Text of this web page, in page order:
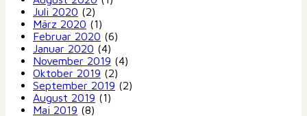
Juli 2020 (2)
März 2020 (1)
Februar 2020 (6)
Januar 2020 (4)
November 2019 (4)
Oktober 2019 (2)
September 2019 (2)
August 2019 (1)
Mai 2019 (8)